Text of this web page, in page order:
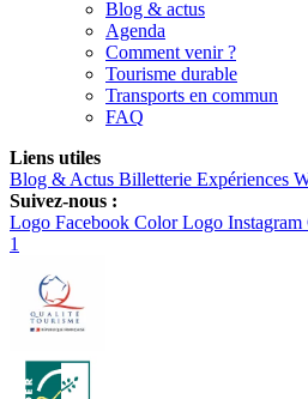
Blog & actus
Agenda
Comment venir ?
Tourisme durable
Transports en commun
FAQ
Liens utiles
Blog & Actus Billetterie Expériences
Suivez-nous :
Logo Facebook Color Logo Instagram
1